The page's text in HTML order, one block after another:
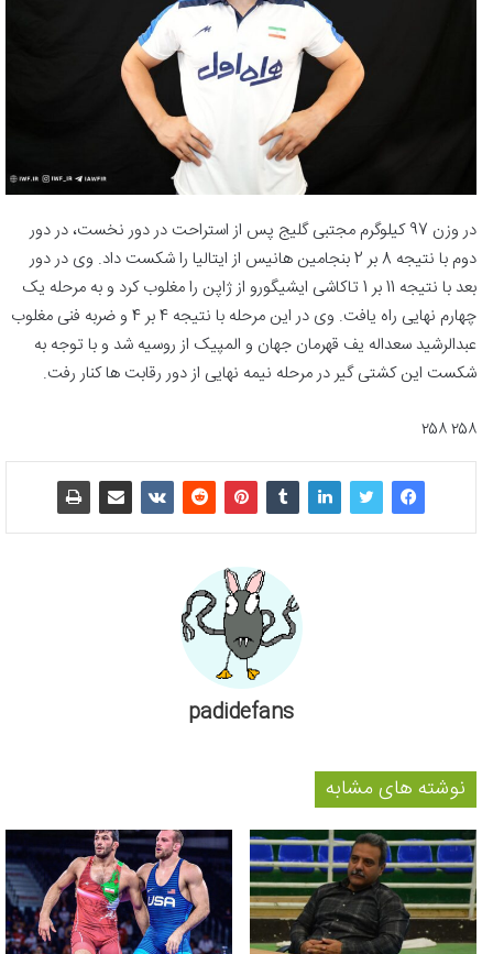
در وزن 97 کیلوگرم مجتبی گلیج پس از استراحت در دور نخست، در دور
دوم با نتیجه 8 بر 2 بنجامین هانیس از ایتالیا را شکست داد. وی در دور
بعد با نتیجه 11 بر 1 تاکاشی ایشیگورو از ژاپن را مغلوب کرد و به مرحله یک
چهارم نهایی راه یافت. وی در این مرحله با نتیجه 4 بر 4 و ضربه فنی مغلوب
عبدالرشید سعداله یف قهرمان جهان و المپیک از روسیه شد و با توجه به
شکست این کشتی گیر در مرحله نیمه نهایی از دور رقابت ها کنار رفت.
۲۵۸ ۲۵۸
padidefans
نوشته های مشابه